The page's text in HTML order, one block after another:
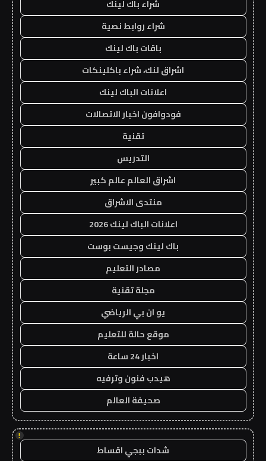
شراء باك لينك
شراء روابط نصية
باقات باك لينك
اشراق لنك، شراء باكلينكات
اعلانات الباك لينك
فودوافون اخبار الاتصالات
تقنية
التدريس
اشراق العالم عالم كبير
منتدى الاشراق
اعلانات الباك لينك 2026
باك لينك وجيست بوست
مصادر التعليم
مجلة تقنية
يو ان بي الرياضي
موقع حالة للتعليم
اخبار 24 ساعة
هيدب فنون وترفيه
صحيفة العالم
!
شدات ببجي اقساط